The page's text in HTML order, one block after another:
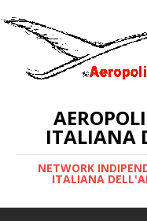
ITALIANA
NETWORK
ITALIANA